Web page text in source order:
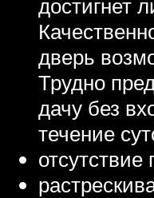
достигнет
дверь
Трудно
дачу без
течение
отсутствие